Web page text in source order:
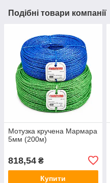
Подібні товари компанії
Мотузка кручена Мармара
5мм (200м)
818,54 ₴
Купити